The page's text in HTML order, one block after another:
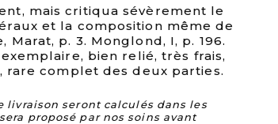
mais critiqua sévèrement le
et la composition même de
Marat, p. 3. Monglond, I, p. 196.
bien relié, très frais,
complet des deux parties.
livraison seront calculés dans les
proposé par nos soins avant